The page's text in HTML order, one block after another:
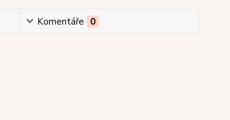
Komentáře 0